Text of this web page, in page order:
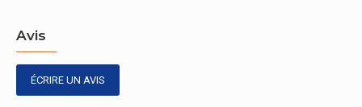
Avis
ÉCRIRE UN AVIS